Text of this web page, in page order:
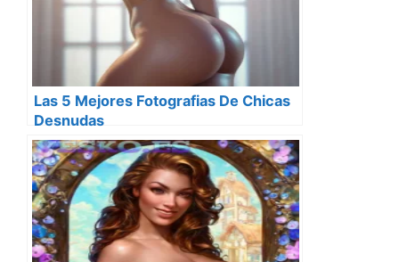
Las 5 Mejores Fotografias De Chicas
Desnudas